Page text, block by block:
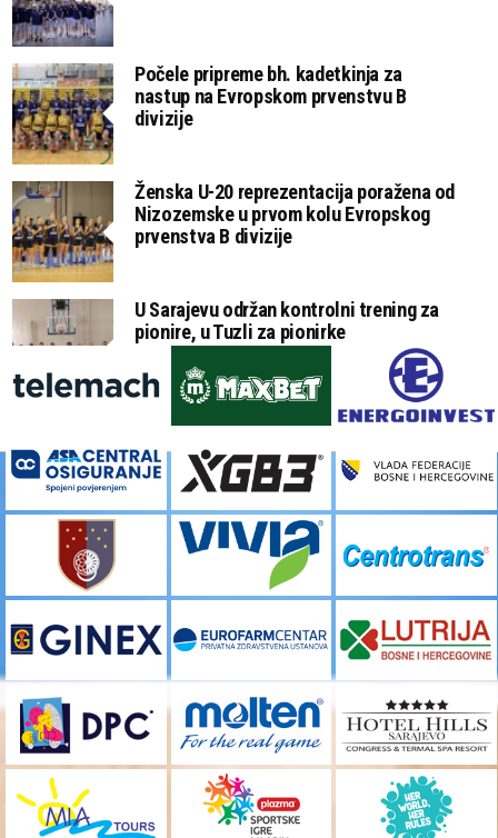
Počele pripreme bh. kadetkinja za
nastup na Evropskom prvenstvu B
divizije
Ženska U-20 reprezentacija poražena od
Nizozemske u prvom kolu Evropskog
prvenstva B divizije
U Sarajevu održan kontrolni trening za
pionire, u Tuzli za pionirke